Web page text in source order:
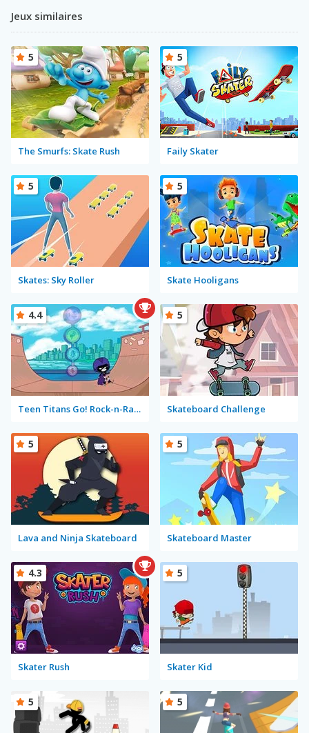
Jeux similaires
The Smurfs: Skate Rush
5
Faily Skater
5
Skates: Sky Roller
5
Skate Hooligans
5
Teen Titans Go! Rock-n-Raven
4.4
Skateboard Challenge
5
Lava and Ninja Skateboard
5
Skateboard Master
5
Skater Rush
4.3
Skater Kid
5
5 5